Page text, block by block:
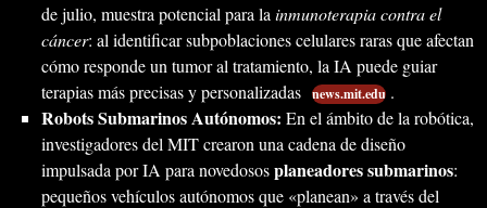
de julio, muestra potencial para la inmunoterapia contra el
cáncer: al identificar subpoblaciones celulares raras que afectan
cómo responde un tumor al tratamiento, la IA puede guiar
terapias más precisas y personalizadas news.mit.edu .
Robots Submarinos Autónomos: En el ámbito de la robótica,
investigadores del MIT crearon una cadena de diseño
impulsada por IA para novedososplaneadores submarinos:
pequeños vehículos autónomos que «planean» a través del